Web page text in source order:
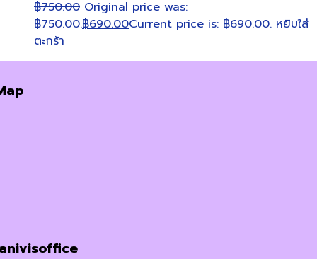
฿750.00 Original price was:
฿750.00.฿690.00Current price is: ฿690.00. หยิบใส่
ตะกร้า